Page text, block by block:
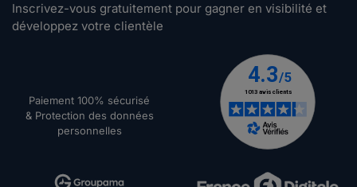
Inscrivez-vous gratuitement pour gagner en visibilité et
développez votre clientèle
Paiement 100% sécurisé
& Protection des données
personnelles